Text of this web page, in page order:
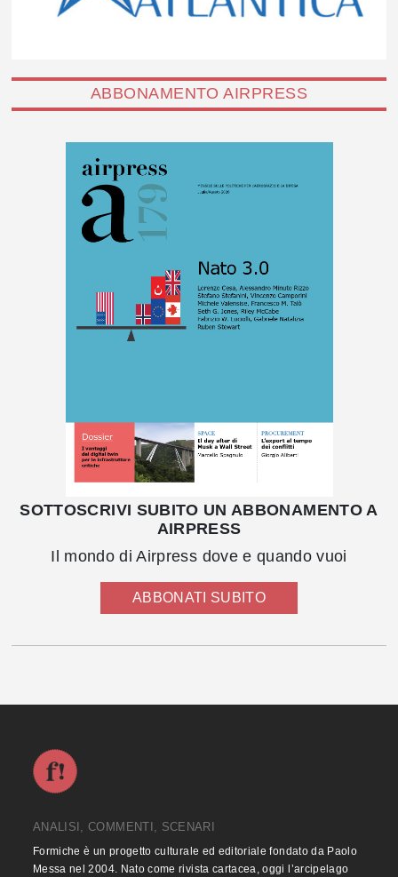
ABBONAMENTO AIRPRESS
SOTTOSCRIVI SUBITO UN ABBONAMENTO A
AIRPRESS
Il mondo di Airpress dove e quando vuoi
ABBONATI SUBITO
ANALISI, COMMENTI, SCENARI
Formiche è un progetto culturale ed editoriale fondato da Paolo
Messa nel 2004. Nato come rivista cartacea, oggi l’arcipelago